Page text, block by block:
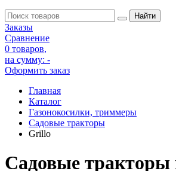
Заказы
Сравнение
0 товаров,
на сумму: -
Оформить заказ
Главная
Каталог
Газонокосилки, триммеры
Садовые тракторы
Grillo
Садовые тракторы